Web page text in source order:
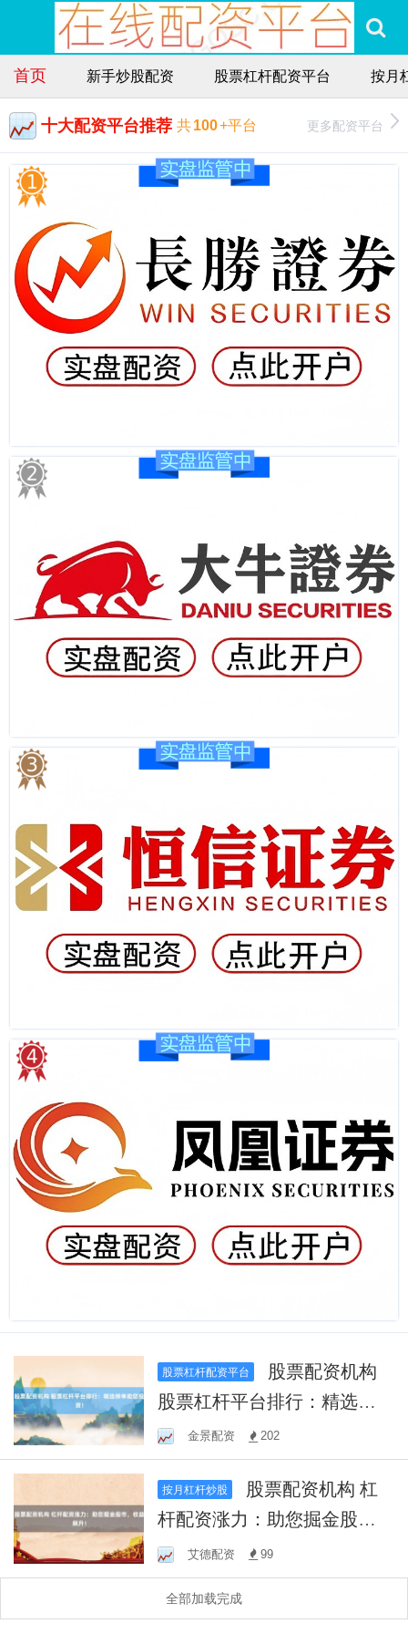
首页 新手炒股配资 股票杠杆配资平台 按月
十大配资平台推荐 共100+平台 更多配资平台
股票杠杆配资平台
股票杠杆平台排行：精选榜
单助您投资！
金景配资 202
按月杠杆炒股
杆配资涨力：助您掘金股
市，收益飙升！
艾德配资 99
全部加载完成